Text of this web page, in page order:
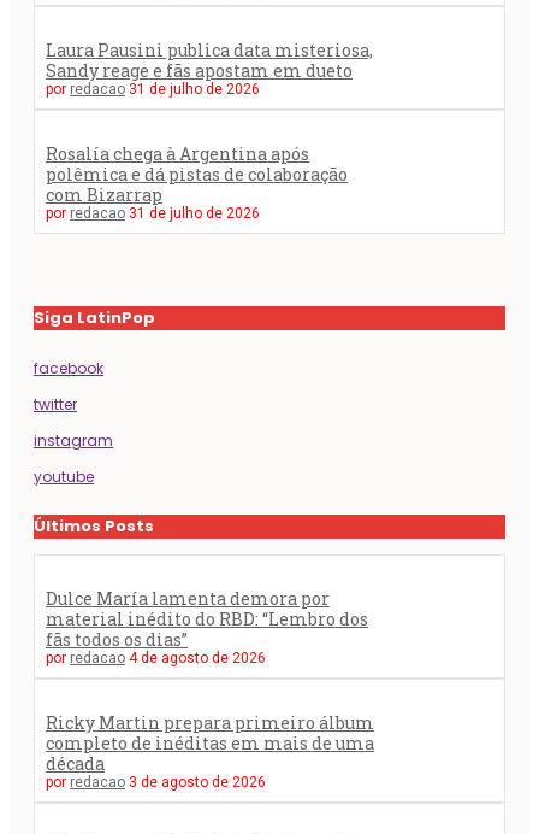
Laura Pausini publica data misteriosa,
Sandy reage e fãs apostam em dueto
por redacao 31 de julho de 2026
Rosalía chega à Argentina após
polêmica e dá pistas de colaboração
com Bizarrap
por redacao 31 de julho de 2026
Siga LatinPop
facebook
twitter
instagram
youtube
Últimos Posts
Dulce María lamenta demora por
material inédito do RBD: “Lembro dos
fãs todos os dias”
por redacao 4 de agosto de 2026
Ricky Martin prepara primeiro álbum
completo de inéditas em mais de uma
década
por redacao 3 de agosto de 2026